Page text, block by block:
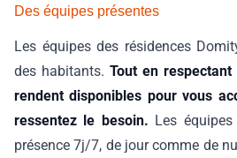
Des équipes présentes
Les équipes des résidences
des habitants. Tout en
rendent disponibles pour vous
ressentez le besoin. Les
présence 7j/7, de jour comme de